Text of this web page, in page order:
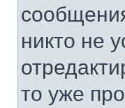
никто не
то уже